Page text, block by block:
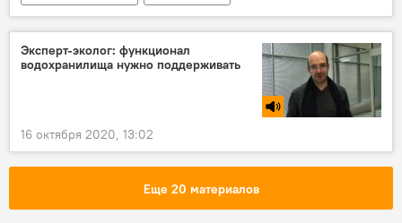
Экономика
Эксперт-эколог: функционал
водохранилища нужно поддерживать
16 октября 2020, 13:02
Еще 20 материалов